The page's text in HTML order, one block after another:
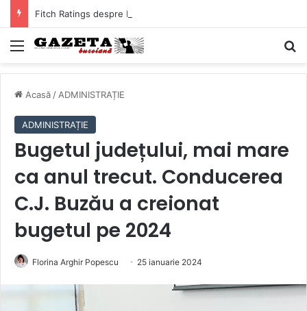
Mediu
Acasă / ADMINISTRAȚIE
ADMINISTRAȚIE
Bugetul județului, mai mare
ca anul trecut. Conducerea
C.J. Buzău a creionat
bugetul pe 2024
Florina Arghir Popescu 25 ianuarie 2024